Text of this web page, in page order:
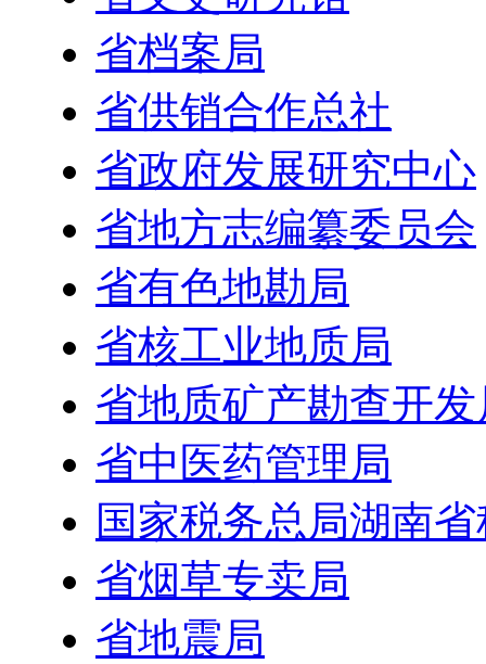
省档案局
省供销合作总社
省政府发展研究中心
省地方志编纂委员会
省有色地勘局
省核工业地质局
省地质矿产勘查开发
省中医药管理局
国家税务总局湖南
省烟草专卖局
省地震局